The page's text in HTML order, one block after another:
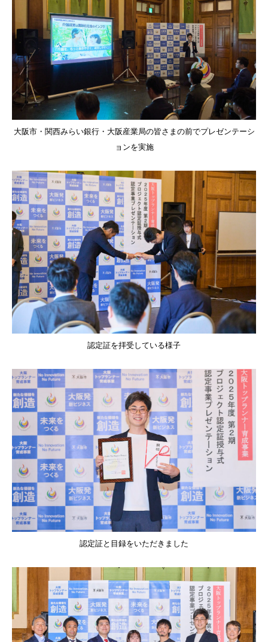
大阪市・関西みらい銀行・大阪産業局の皆さまの前でプレゼンテーシ
ョンを実施
認定証を拝受している様子
認定証と目録をいただきました